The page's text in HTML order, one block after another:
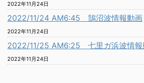
2022年11月24日
2022/11/24 AM6:45 鵠沼波情報動画
2022年11月24日
2022/11/25 AM6:25 七里ガ浜波情報
2022年11月24日